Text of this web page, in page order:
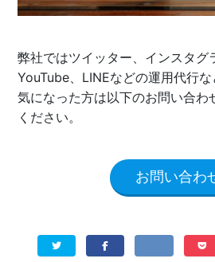
弊社ではツイッター、インスタグ
YouTube、LINEなどの運用代行な
気になった方は以下のお問い合わ
ください。
お問い合わ